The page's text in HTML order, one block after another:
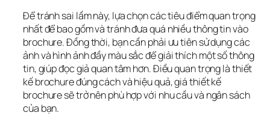
Để tránh sai lầm này, lựa chọn các tiêu điểm quan trọng
nhất để bao gồm và tránh đưa quá nhiều thông tin vào
brochure. Đồng thời, bạn cần phải ưu tiên sử dụng các
ảnh và hình ảnh đầy màu sắc để giải thích một số thông
tin, giúp đọc giả quan tâm hơn. Điều quan trọng là thiết
kế brochure đúng cách và hiệu quả, giá thiết kế
brochure sẽ trở nên phù hợp với nhu cầu và ngân sách
của bạn.